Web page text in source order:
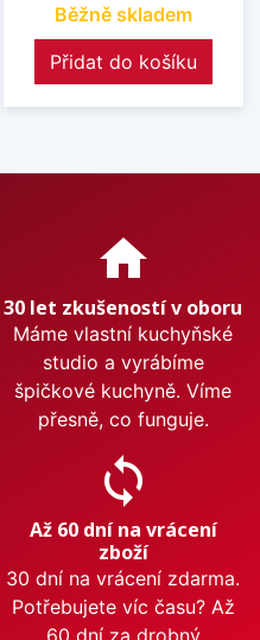
Běžně skladem
Přidat do košíku
home
30 let zkušeností v oboru
Máme vlastní kuchyňské
studio a vyrábíme
špičkové kuchyně. Víme
přesně, co funguje.
sync
Až 60 dní na vrácení
zboží
30 dní na vrácení zdarma.
Potřebujete víc času? Až
60 dní za drobný